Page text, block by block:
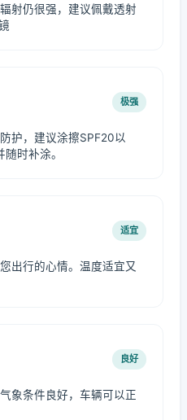
射仍很强，建议佩戴透射
极强
护，建议涂擦SPF20以
时补涂。
适宜
出行的心情。温度适宜又
良好
象条件良好，车辆可以正